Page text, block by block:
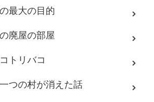
最大の目的
廃屋の部屋
トリバコ
つの村が消えた話